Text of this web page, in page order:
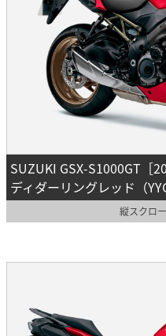
SUZUKI GSX-S1000GT［
ディダーリングレッド（
縦スクロ